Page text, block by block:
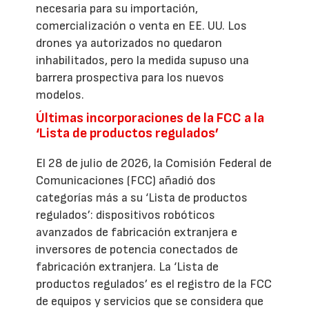
necesaria para su importación,
comercialización o venta en EE. UU. Los
drones ya autorizados no quedaron
inhabilitados, pero la medida supuso una
barrera prospectiva para los nuevos
modelos.
Últimas incorporaciones de la FCC a la
‘Lista de productos regulados’
El 28 de julio de 2026, la Comisión Federal de
Comunicaciones (FCC) añadió dos
categorías más a su ‘Lista de productos
regulados’: dispositivos robóticos
avanzados de fabricación extranjera e
inversores de potencia conectados de
fabricación extranjera. La ‘Lista de
productos regulados’ es el registro de la FCC
de equipos y servicios que se considera que